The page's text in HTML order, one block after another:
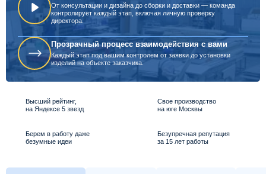
От консультации и дизайна до сборки и доставки — команда
контролирует каждый этап, включая личную проверку
директора.
Прозрачный процесс взаимодействия с вами
Каждый этап под вашим контролем от заявки до установки
изделий на объекте заказчика.
Высший рейтинг,
на Яндексе 5 звезд
Свое производство
на юге Москвы
Берем в работу даже
безумные идеи
Безупречная репутация
за 15 лет работы